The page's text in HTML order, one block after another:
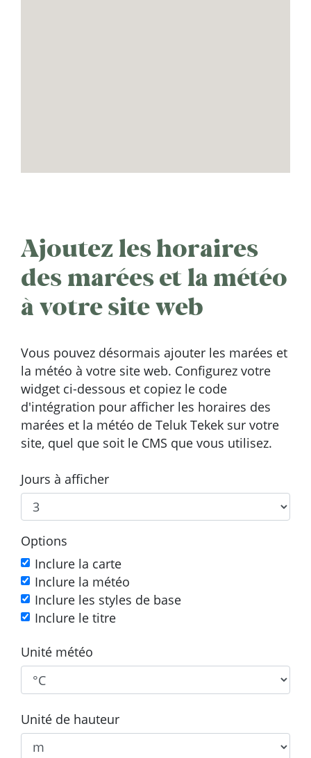
Ajoutez les horaires
des marées et la météo
à votre site web
Vous pouvez désormais ajouter les marées et
la météo à votre site web. Configurez votre
widget ci-dessous et copiez le code
d'intégration pour afficher les horaires des
marées et la météo de Teluk Tekek sur votre
site, quel que soit le CMS que vous utilisez.
Jours à afficher
Options
Inclure la carte
Inclure la météo
Inclure les styles de base
Inclure le titre
Unité météo
Unité de hauteur